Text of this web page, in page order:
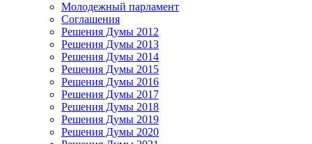
Молодежный парламент
Соглашения
Решения Думы 2012
Решения Думы 2013
Решения Думы 2014
Решения Думы 2015
Решения Думы 2016
Решения Думы 2017
Решения Думы 2018
Решения Думы 2019
Решения Думы 2020